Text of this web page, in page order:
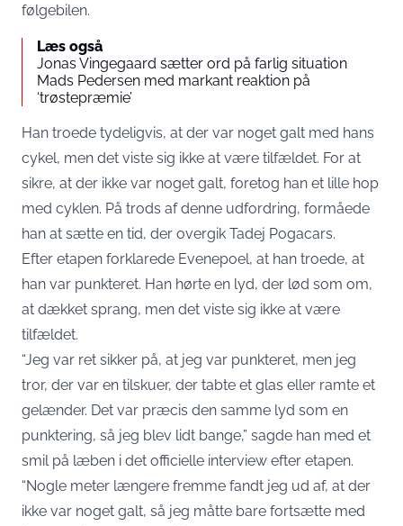
følgebilen.
Læs også
Jonas Vingegaard sætter ord på farlig situation
Mads Pedersen med markant reaktion på
‘trøstepræmie’
Han troede tydeligvis, at der var noget galt med hans
cykel, men det viste sig ikke at være tilfældet. For at
sikre, at der ikke var noget galt, foretog han et lille hop
med cyklen. På trods af denne udfordring, formåede
han at sætte en tid, der overgik Tadej Pogacars.
Efter etapen forklarede Evenepoel, at han troede, at
han var punkteret. Han hørte en lyd, der lød som om,
at dækket sprang, men det viste sig ikke at være
tilfældet.
“Jeg var ret sikker på, at jeg var punkteret, men jeg
tror, der var en tilskuer, der tabte et glas eller ramte et
gelænder. Det var præcis den samme lyd som en
punktering, så jeg blev lidt bange,” sagde han med et
smil på læben i det officielle interview efter etapen.
“Nogle meter længere fremme fandt jeg ud af, at der
ikke var noget galt, så jeg måtte bare fortsætte med